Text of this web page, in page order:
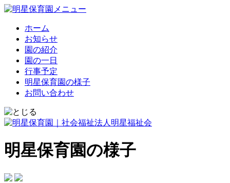
ホーム
お知らせ
園の紹介
園の一日
行事予定
明星保育園の様子
お問い合わせ
明星保育園の様子